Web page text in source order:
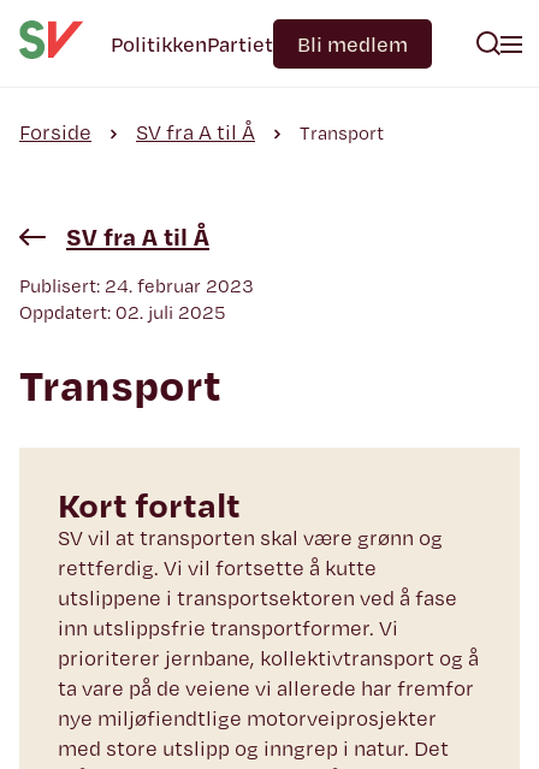
PolitikkenPartiet Bli medlem
Forside SV fra A til Å Transport
SV fra A til Å
Publisert: 24. februar 2023
Oppdatert: 02. juli 2025
Transport
Kort fortalt
SV vil at transporten skal være grønn og
rettferdig. Vi vil fortsette å kutte
utslippene i transportsektoren ved å fase
inn utslippsfrie transportformer. Vi
prioriterer jernbane, kollektivtransport og å
ta vare på de veiene vi allerede har fremfor
nye miljøfiendtlige motorveiprosjekter
med store utslipp og inngrep i natur. Det